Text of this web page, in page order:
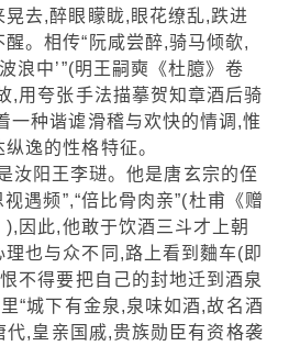
去,醉眼矇眬,眼花缭乱,跌进
。相传“阮咸尝醉,骑马倾欹,
浪中’”(明王嗣奭《杜臆》卷
,用夸张手法描摹贺知章酒后骑
一种谐谑滑稽与欢快的情调,惟
逸的性格特征。
阳王李琎。他是唐玄宗的侄
遇频”,“倍比骨肉亲”(杜甫《赠
因此,他敢于饮酒三斗才上朝
也与众不同,路上看到麯车(即
不得要把自己的封地迁到酒泉
“城下有金泉,泉味如酒,故名酒
代,皇亲国戚,贵族勋臣有资格袭